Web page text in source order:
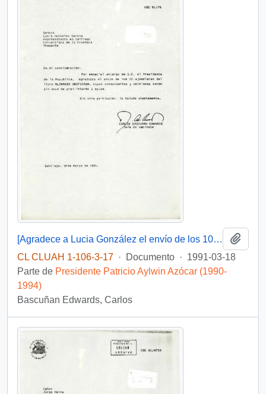
[Agradece a Lucia González el envío de los 10 ejemplares del libro Alemania unificada]
CL CLUAH 1-106-3-17 · Documento · 1991-03-18
Parte de Presidente Patricio Aylwin Azócar (1990-
1994)
Bascuñan Edwards, Carlos